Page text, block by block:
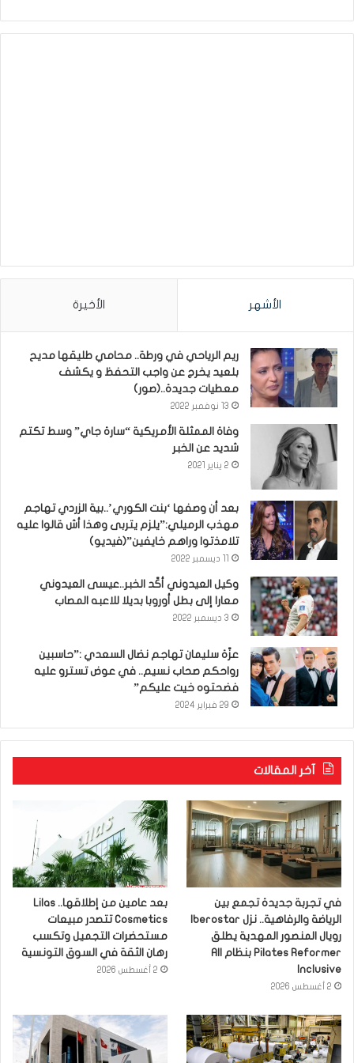
الأشهر الأخيرة
ريم الرياحي في ورطة.. محامي طليقها مديح
بلعيد يخرج عن واجب التحفظ و يكشف
معطيات جديدة..(صور)
13 نوفمبر 2022
وفاة الممثلة الأمريكية “سارة جاي” وسط تكتم
شديد عن الخبر
2 يناير 2021
بعد أن وصفها ‘بنت الكوري’..بية الزردي تهاجم
مهذب الرميلي:”يلزم يتربى وهذا أش قالوا عليه
تلامذتوا وراهم خايفين”(فيديو)
وكيل العيدوني أكّد الخبر..عيسى العيدوني
معارا إلى بطل أوروبا بديلا للاعبه المصاب
3 ديسمبر 2022
عزّة سليمان تهاجم نضال السعدي :”حاسبين
رواحكم صحاب نسيم.. في عوض تسترو عليه
فضحتوه خيت عليكم”
29 فبراير 2024
آخر المقالات
في تجربة جديدة تجمع بين
رويال المنصور المهدية يطلق
Pilates Reformer بنظام All
Inclusive
2 أغسطس 2026
بعد عامين من إطلاقها.. Lilas
Cosmetics تتصدر مبيعات
مستحضرات التجميل وتكسب
رهان الثقة في السوق التونسية
2 أغسطس 2026